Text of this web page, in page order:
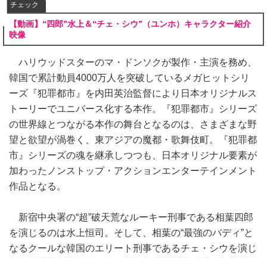
チェック
【動画】“四郎”水上＆“チェ・シウ”（ユンホ）キャラクター紹介
映像
ハリウッドスターのマ・ドンソクが製作・主演を務め、
韓国で累計動員4000万人を突破しているメガヒットシリ
ーズ『犯罪都市』を内田英治監督により日本オリジナルス
トーリーでユニバース化する本作。『犯罪都市』シリーズ
の世界線とつながる本作の舞台となるのは、さまざまな野
望と欲望が渦巻く、東アジアの魔都・歌舞伎町。『犯罪都
市』シリーズの魂を継承しつつも、日本オリジナル要素が
加わったノンストップ・アクションエンターテインメント
作品となる。
新宿中央署の“超”破天荒なルーキー刑事である相葉四郎
を演じるのは水上恒司。そして、相葉の“最強のバディ”と
なるクールな韓国のエリート刑事であるチェ・シウを演じ